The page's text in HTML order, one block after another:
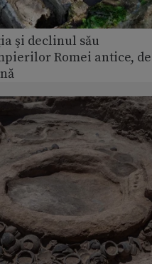
şi declinul său
Romei antice,